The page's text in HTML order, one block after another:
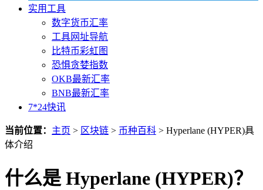
实用工具
数字货币汇率
工具网址导航
比特币彩虹图
恐惧贪婪指数
OKB最新汇率
BNB最新汇率
7*24快讯
当前位置： 主页 > 区块链 > 币种百科 > Hyperlane (HYPER)具
体介绍
什么是 Hyperlane (HYPER)？